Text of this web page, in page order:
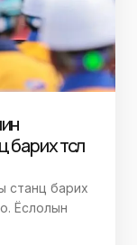
төсөл
станц барих
Ёслолын